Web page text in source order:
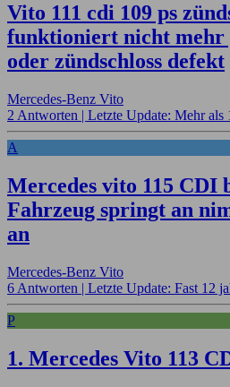
Vito 111 cdi 109 ps
funktioniert nicht
oder zündschloss defekt
Mercedes-Benz Vito
2 Antworten | Letzte Update: Mehr als
A
Mercedes vito 115 CDI
Fahrzeug springt an
an
Mercedes-Benz Vito
6 Antworten | Letzte Update: Fast 12
P
1. Mercedes Vito 113